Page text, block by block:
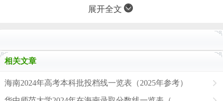
展开全文
相关文章
海南2024年高考本科批投档线一览表（2025年参考）